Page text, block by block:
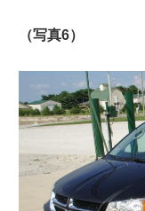
（写真6）